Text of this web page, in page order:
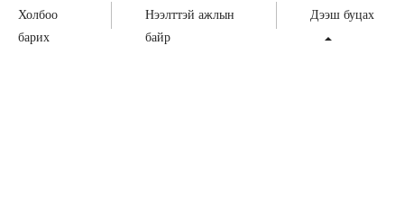
Холбоо
барих
Нээлттэй ажлын
байр
Дээш буцах